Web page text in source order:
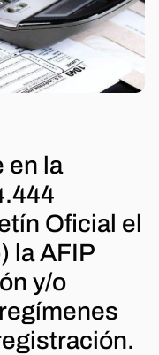
en la
Oficial el
la AFIP
y/o